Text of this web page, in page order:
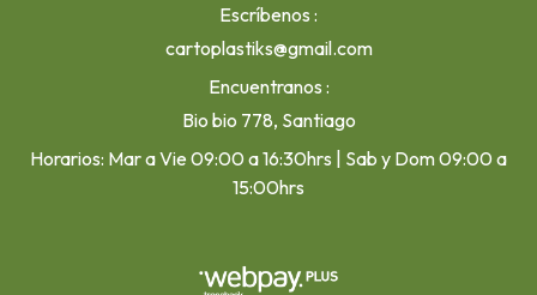
Escríbenos
cartoplastiks@gmail.com
Encuentranos
Bio bio 778, Santiago
Horarios: Mar a Vie 09:00 a 16:30hrs | Sab y Dom 09:00 a
15:00hrs